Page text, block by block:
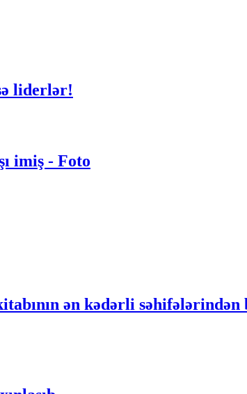
liderlər!
imiş - Foto
ən kədərli səhifələrindən